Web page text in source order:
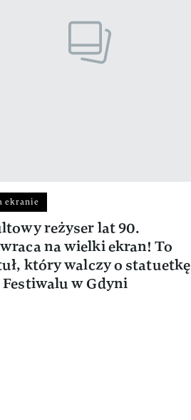
ekranie
reżyser lat 90.
na wielki ekran! To
który walczy o statuetkę
Festiwalu w Gdyni